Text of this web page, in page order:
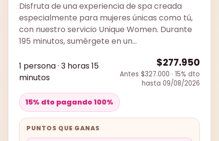
Disfruta de una experiencia de spa creada
especialmente para mujeres únicas como tú,
con nuestro servicio Unique Women. Durante
195 minutos, sumérgete en un...
1 persona · 3 horas 15
minutos
$277.950
Antes $327.000 · 15% dto
hasta 09/08/2026
15% dto pagando 100%
PUNTOS QUE GANAS